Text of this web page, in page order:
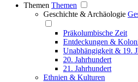
Themen Themen
Geschichte & Archäologie
Präkolumbische Zeit
Entdeckungen &
Unabhängigkeit & 19.
20. Jahrhundert
21. Jahrhundert
Ethnien & Kulturen